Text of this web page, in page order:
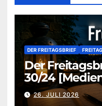
DER FREITAGSBRIEF
Der
30/24
aufklaerung-
26. JULI 2026